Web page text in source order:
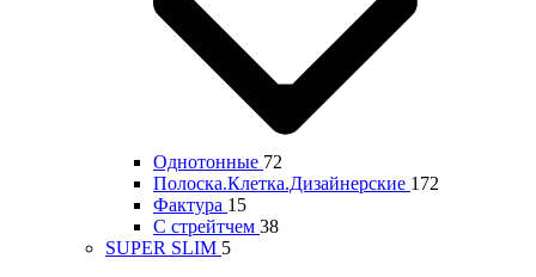
Однотонные 72
Полоска.Клетка.Дизайнерские 172
Фактура 15
С стрейтчем 38
SUPER SLIM 5